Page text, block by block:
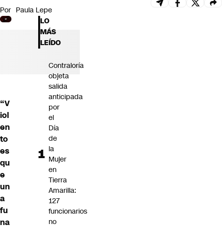
Por Paula Lepe
“V
iol
en
to
es
qu
e
un
a
fu
na
LO
MÁS
LEÍDO
Contraloría
objeta
salida
anticipada
por
el
Día
de
la
Mujer
en
Tierra
Amarilla:
127
funcionarios
no